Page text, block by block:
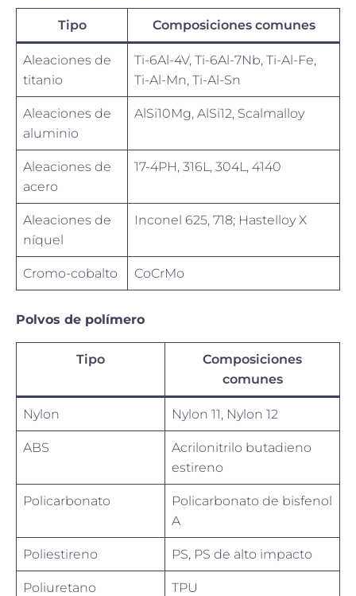
Tipo Composiciones comunes
Aleaciones de
titanio
Ti-6Al-4V, Ti-6Al-7Nb, Ti-Al-Fe,
Ti-Al-Mn, Ti-Al-Sn
Aleaciones de
aluminio
AlSi10Mg, AlSi12, Scalmalloy
Aleaciones de
acero
17-4PH, 316L, 304L, 4140
Aleaciones de
níquel
Inconel 625, 718; Hastelloy X
Cromo-cobalto CoCrMo
Polvos de polímero
Tipo
Composiciones
comunes
Nylon Nylon 11, Nylon 12
ABS
Acrilonitrilo butadieno
estireno
Policarbonato
Policarbonato de bisfenol
A
Poliestireno PS, PS de alto impacto
Poliuretano
TPU